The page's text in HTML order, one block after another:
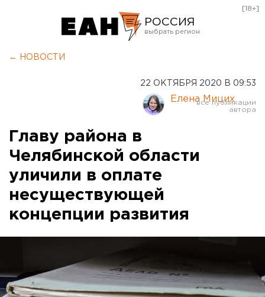
РОССИЯ
Курган
Оренбург
[18+]
← НОВОСТИ
22 ОКТЯБРЯ 2020 В 09:53
Елена Мицих
Главу района в
Челябинской области
уличили в оплате
несуществующей
концепции развития